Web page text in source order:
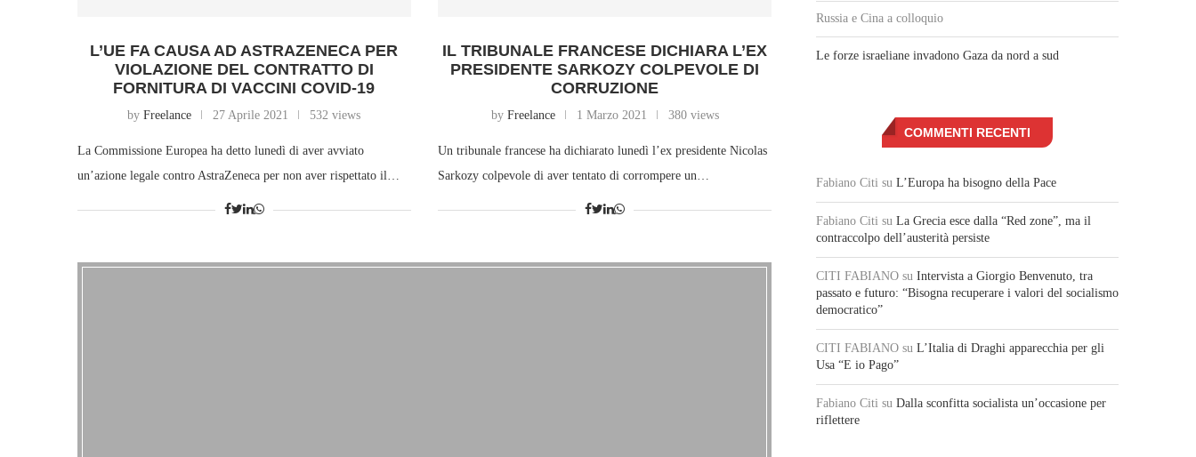
L’UE FA CAUSA AD ASTRAZENECA PER
VIOLAZIONE DEL CONTRATTO DI
FORNITURA DI VACCINI COVID-19
byFreelance 27 Aprile 2021 532 views
La Commissione Europea ha detto lunedì di aver avviato
un’azione legale contro AstraZeneca per non aver rispettato il…
IL TRIBUNALE FRANCESE DICHIARA L’EX
PRESIDENTE SARKOZY COLPEVOLE DI
CORRUZIONE
by Freelance 1 Marzo 2021 380 views
Un tribunale francese ha dichiarato lunedì l’ex presidente Nicolas
Sarkozy colpevole di aver tentato di corrompere un…
Russia e Cina a colloquio
Le forze israeliane invadono Gaza da nord a sud
COMMENTI RECENTI
Fabiano Citi su L’Europa ha bisogno della Pace
Fabiano Citi su La Grecia esce dalla “Red zone”, ma il
contraccolpo dell’austerità persiste
CITI FABIANO su Intervista a Giorgio Benvenuto, tra
passato e futuro: “Bisogna recuperare i valori del socialismo
democratico”
CITI FABIANO su L’Italia di Draghi apparecchia per gli
Usa “E io Pago”
Fabiano Citi su Dalla sconfitta socialista un’occasione per
riflettere